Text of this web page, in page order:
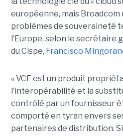
européenne, mais Broadcom
problèmes de souveraineté
l’Europe, selon le secrétaire
du Cispe, Francisco
« VCF est un produit
l’interopérabilité et la
contrôlé par un fournisseur
comporté en tyran envers
partenaires de distribution. Si